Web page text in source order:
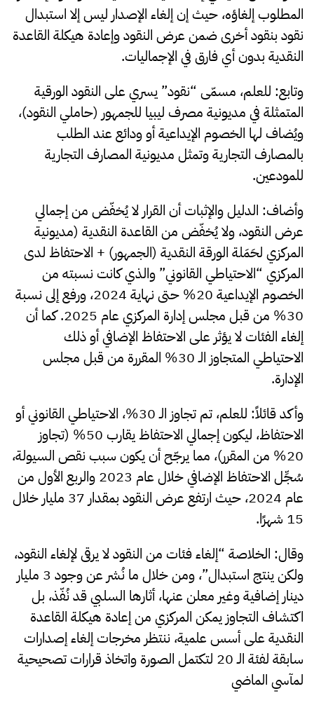
المطلوب إلغاؤه، حيث إن إلغاء الإصدار ليس إلا استبدال
نقود بنقود أخرى ضمن عرض النقود وإعادة هيكلة القاعدة
النقدية بدون أي فارق في الإجماليات.
وتابع: للعلم، مسمّى “نقود” يسري على النقود الورقية
المتمثلة في مديونية مصرف ليبيا للجمهور (حاملي النقود)،
ويُضاف لها الخصوم الإيداعية أو ودائع عند الطلب
بالمصارف التجارية وتمثل مديونية المصارف التجارية
للمودعين.
وأضاف: الدليل والإثبات أن القرار لا يُخفّض من إجمالي
عرض النقود، ولا يُخفّض من القاعدة النقدية (مديونية
المركزي لحَمَلة الورقة النقدية (الجمهور) + الاحتفاظ لدى
المركزي “الاحتياطي القانوني” والذي كانت نسبته من
الخصوم الإيداعية 20% حتى نهاية 2024، ورفع إلى نسبة
30% من قبل مجلس إدارة المركزي عام 2025. كما أن
إلغاء الفئات لا يؤثر على الاحتفاظ الإضافي أو ذلك
الاحتياطي المتجاوز الـ 30% المقررة من قبل مجلس
الإدارة.
وأكد قائلاً: للعلم، تم تجاوز الـ 30%، الاحتياطي القانوني أو
الاحتفاظ، ليكون إجمالي الاحتفاظ يقارب 50% (تجاوز
20% من المقرر)، مما يرجّح أن يكون سبب نقص السيولة،
سُجِّل الاحتفاظ الإضافي خلال عام 2023 والربع الأول من
عام 2024، حيث ارتفع عرض النقود بمقدار 37 مليار خلال
15 شهرًا.
وقال: الخلاصة “إلغاء فئات من النقود لا يرقى لإلغاء النقود،
ولكن ينتج استبدال”، ومن خلال ما نُشر عن وجود 3 مليار
دينار إضافية وغير معلن عنها، أثارها السلبي قد نُفّذ، بل
اكتشاف التجاوز يمكن المركزي من إعادة هيكلة القاعدة
النقدية على أسس علمية، ننتظر مخرجات إلغاء إصدارات
سابقة لفئة الـ 20 لتكتمل الصورة واتخاذ قرارات تصحيحية
لمآسي الماضي